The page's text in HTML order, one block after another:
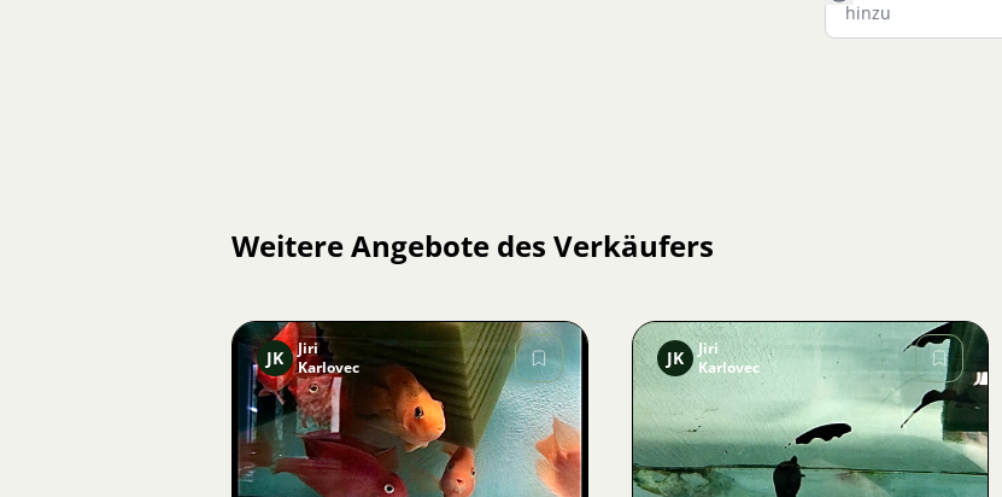
Weitere Angebote des Verkäufers
Bild
JK
Jiri
Karlovec
Bild
JK
Jiri
Karlovec